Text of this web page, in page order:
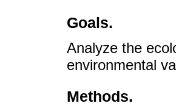
Goals.
Analyze the
environmental
Methods.